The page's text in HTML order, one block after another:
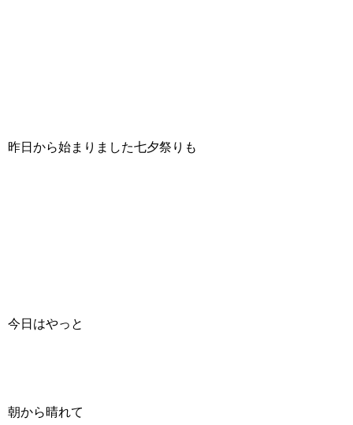
昨日から始まりました七夕祭りも
今日はやっと
朝から晴れて